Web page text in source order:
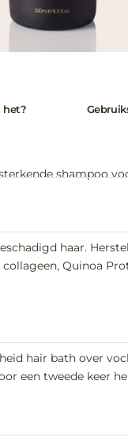
het?
shampoo
haar.
Quinoa
hair bath over
een tweede keer